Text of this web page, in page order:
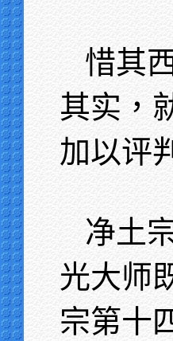
惜其
其实，
加以评
净土
光大师
宗第十